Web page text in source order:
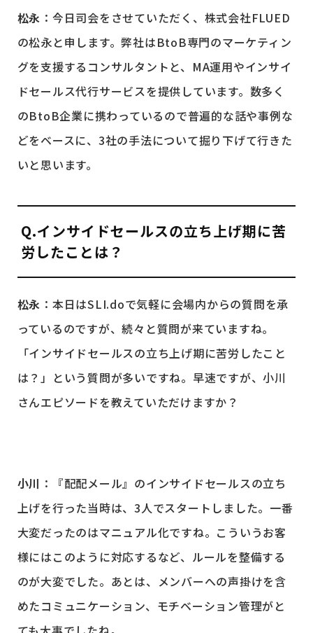
松永 ：今日司会をさせていただく、株式会社FLUED
の松永と申します。弊社はBtoB専門のマーケティン
グを支援するコンサルタントと、MA運用やインサイ
ドセールス代行サービスを提供しています。数多く
のBtoB企業に携わっているので普遍的な話や事例な
どをベースに、3社の手法について掘り下げて行きた
いと思います。
Q.インサイドセールスの立ち上げ期に苦
労したことは？
松永 ：本日はSLI.doで気軽に会場内からの質問を承
っているのですが、続々と質問が来ていますね。
「インサイドセールスの立ち上げ期に苦労したこと
は？」という質問が多いですね。早速ですが、小川
さんエピソードを教えていただけますか？
小川 ：『配配メール』のインサイドセールスの立ち
上げを行った当時は、3人でスタートしました。一番
大変だったのはマニュアル化ですね。こういうお客
様にはこのように対応するなど、ルールを整備する
のが大変でした。あとは、メンバーへの声掛けを含
めたコミュニケーション、モチベーション管理がと